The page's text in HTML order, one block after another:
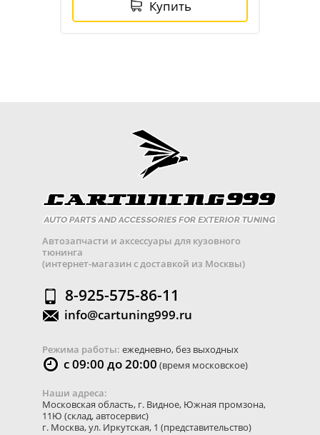
Купить
Автозапчасти и аксессуары для кузовного
тюнинга
(интернет-магазин с доставкой из Москвы)
8-925-575-86-11
info@cartuning999.ru
Режима работы: ежедневно, без выходных
с 09:00 до 20:00 (время московское)
Наши адреса:
Московская область, г. Видное, Южная промзона,
11Ю (склад, автосервис)
г. Москва,ул. Иркутская, 1 (представительство)